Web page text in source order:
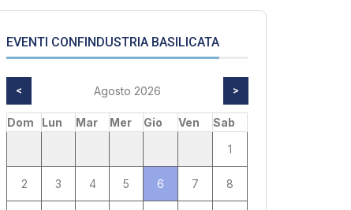
EVENTI CONFINDUSTRIA BASILICATA
< Agosto 2026 >
Dom Lun Mar Mer Gio Ven
Sab
1
2 3 4 5 6 7 8